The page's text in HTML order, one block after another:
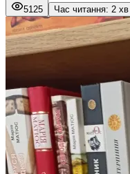
5125 Час читання: 2 хв